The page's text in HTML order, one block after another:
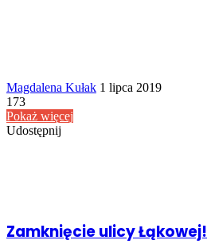
Magdalena Kułak Send
1 lipca 2019
173
Pokaż więcej
Udostępnij
Zamknięcie ulicy Łąkowej!